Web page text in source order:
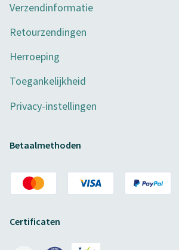
Verzendinformatie
Retourzendingen
Herroeping
Toegankelijkheid
Privacy-instellingen
Betaalmethoden
Certificaten